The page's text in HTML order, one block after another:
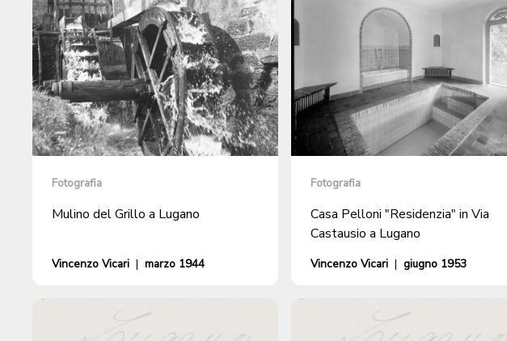
Fotografia
Mulino del Grillo a Lugano
Vincenzo Vicari | marzo 1944
Fotografia
Casa Pelloni "Residenzia" in Via
Castausio a Lugano
Vincenzo Vicari | giugno 1953